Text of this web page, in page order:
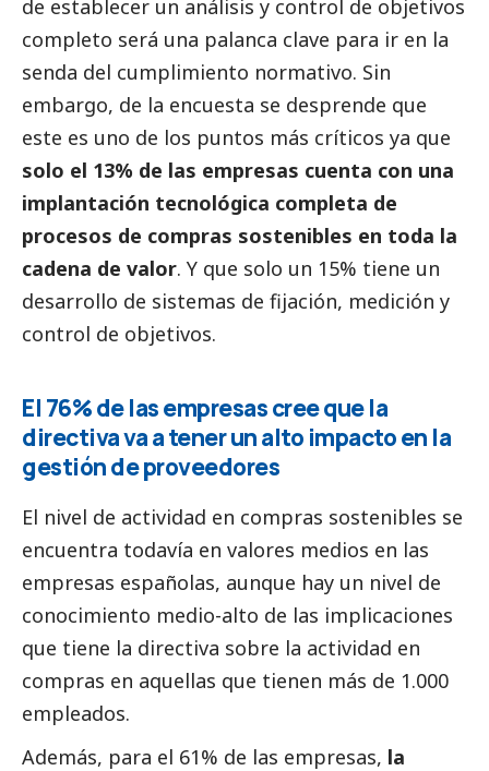
de establecer un análisis y control de objetivos
completo será una palanca clave para ir en la
senda del cumplimiento normativo. Sin
embargo, de la encuesta se desprende que
este es uno de los puntos más críticos ya que
solo el 13% de las empresas cuenta con una
implantación tecnológica completa de
procesos de compras sostenibles en toda la
cadena de valor. Y que solo un 15% tiene un
desarrollo de sistemas de fijación, medición y
control de objetivos.
El 76% de las empresas cree que la
directiva va a tener un alto impacto en la
gestión de proveedores
El nivel de actividad en compras sostenibles se
encuentra todavía en valores medios en las
empresas españolas, aunque hay un nivel de
conocimiento medio-alto de las implicaciones
que tiene la directiva sobre la actividad en
compras en aquellas que tienen más de 1.000
empleados.
Además, para el 61% de las empresas, la